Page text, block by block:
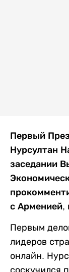
Первый
Нурсултан
заседании
с Арменией,
Первым
лидеров
онлайн.
соскучился